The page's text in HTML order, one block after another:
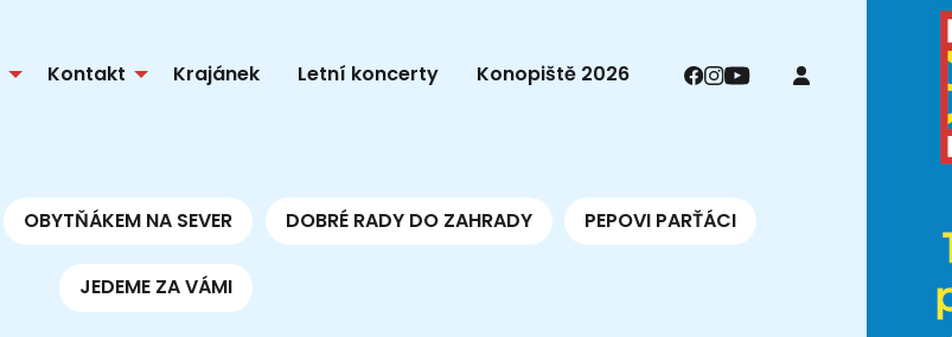
Kontakt Krajánek Letní koncerty Konopiště 2026
OBYTŇÁKEM NA SEVER DOBRÉ RADY DO ZAHRADY PEPOVI PARŤÁCI
JEDEME ZA VÁMI